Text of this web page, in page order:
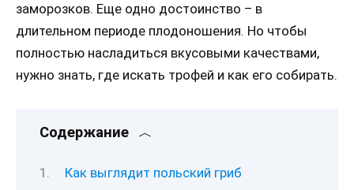
заморозков. Еще одно достоинство – в
длительном периоде плодоношения. Но чтобы
полностью насладиться вкусовыми качествами,
нужно знать, где искать трофей и как его собирать.
Содержание
Как выглядит польский гриб